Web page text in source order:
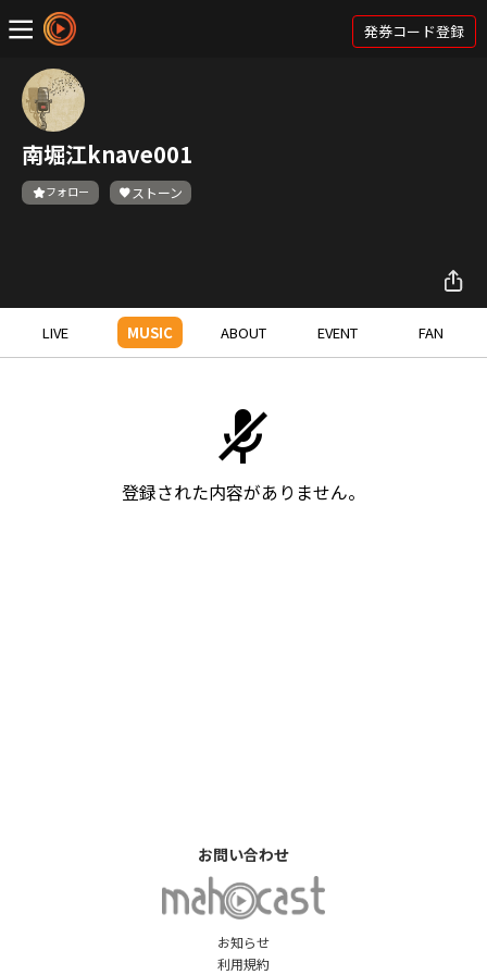
発券コード登録
南堀江knave001
フォロー ストーン
LIVE MUSIC ABOUT EVENT FAN
登録された内容がありません。
お知らせ
利用規約
お問い合わせ